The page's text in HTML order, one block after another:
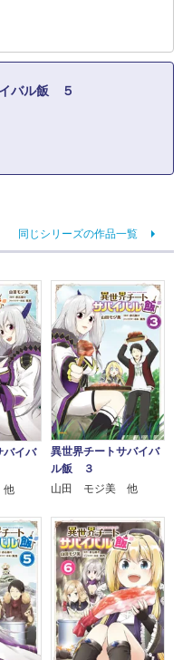
バル飯 ５
同じシリーズの作品一覧
バイバ
異世界チートサバイバ
ル飯 ３
山田 モジ美 他